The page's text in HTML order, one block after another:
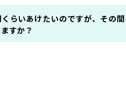
らいあけたいのですが、その
すか？